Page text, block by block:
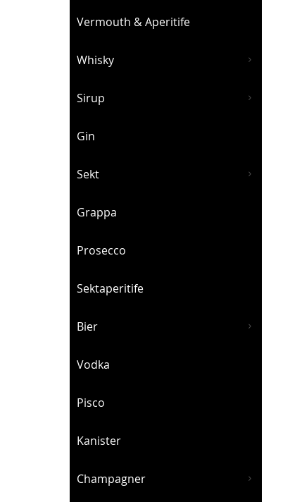
Vermouth & Aperitife
Whisky
Sirup
Gin
Sekt
Grappa
Prosecco
Sektaperitife
Bier
Vodka
Pisco
Kanister
Champagner